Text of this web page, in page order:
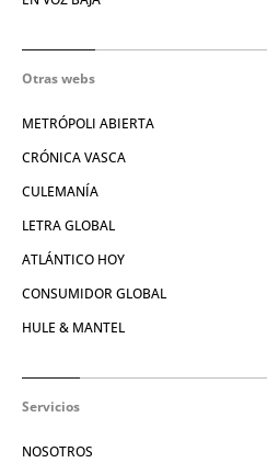
Otras webs
METRÓPOLI ABIERTA
CRÓNICA VASCA
CULEMANÍA
LETRA GLOBAL
ATLÁNTICO HOY
CONSUMIDOR GLOBAL
HULE & MANTEL
Servicios
NOSOTROS